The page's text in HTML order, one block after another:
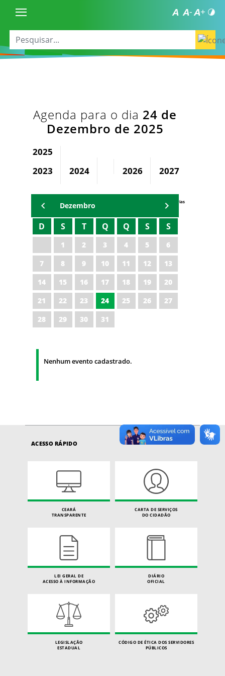
Agenda para o dia 24 de
Dezembro de 2025
2025
2023
2024 2026 2027
Agenda Secretárias
Dezembro
D S T Q Q S S
1 2 3 4 5
6
7
8 9 10 11 12
13
14
15 16 17 18 19
20
21
22 23 24 25 26
27
28
29 30 31
Nenhum evento cadastrado.
ACESSO RÁPIDO
CEARÁ
TRANSPARENTE
CARTA DE SERVIÇOS
DO CIDADÃO
LEI GERAL DE
ACESSO À INFORMAÇÃO
DIÁRIO
OFICIAL
LEGISLAÇÃO
ESTADUAL
CÓDIGO DE ÉTICA DOS SERVIDORES
PÚBLICOS